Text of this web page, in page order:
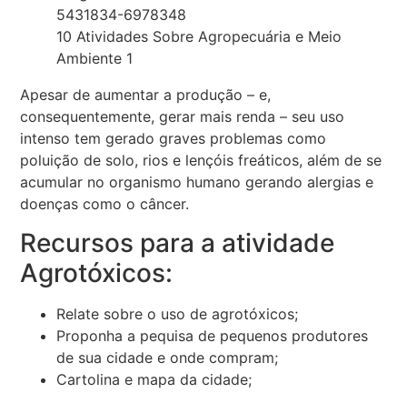
10 Atividades Sobre Agropecuária e Meio
Ambiente 1
Apesar de aumentar a produção – e,
consequentemente, gerar mais renda – seu uso
intenso tem gerado graves problemas como
poluição de solo, rios e lençóis freáticos, além de se
acumular no organismo humano gerando alergias e
doenças como o câncer.
Recursos para a atividade
Agrotóxicos:
Relate sobre o uso de agrotóxicos;
Proponha a pequisa de pequenos produtores
de sua cidade e onde compram;
Cartolina e mapa da cidade;